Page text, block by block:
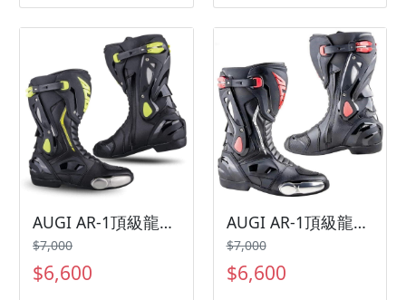
整，讓靴筒更包覆 🟨腳跟
使用減震材質降低震度 🟩
雙車縫技術強化安全及耐
用 🟦氣道設計騎乘時減低
腳悶熱 🟪抗菌鞋墊獨特雙
層海綿回彈 🟫鈦合金護具
減緩地面摩擦力
整，讓靴筒更包覆 🟨腳跟
使用減震材質降低震度 🟩
雙車縫技術強化安全及耐
用 🟦氣道設計騎乘時減低
腳悶熱 🟪抗菌鞋墊獨特雙
層海綿回彈 🟫鈦合金護具
減緩地面摩擦力
AUGI AR-1頂級龍骨車靴
$7,000
$6,600
AUGI AR-1頂級龍骨車靴
$7,000
$6,600